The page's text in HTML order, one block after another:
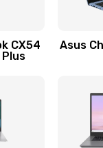
890 руб.
Замена стекла
CX54
Asus